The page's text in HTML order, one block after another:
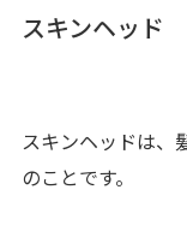
スキンヘッド
スキンヘッドは、
のことです。